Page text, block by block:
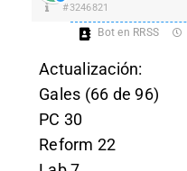
#3246821
Bot en RRSS
Actualización:
Gales (66 de 96)
PC 30
Reform 22